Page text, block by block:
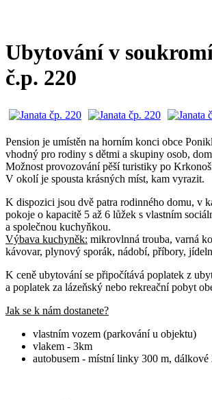
Ubytování v
č.p. 220
Pension je umístěn na horním konci obce
vhodný pro rodiny s dětmi a skupiny osob,
Možnost provozování pěší turistiky po
V okolí je spousta krásných míst, kam vyrazit.
K dispozici jsou dvě patra rodinného domu, v
pokoje o kapacitě 5 až 6 lůžek s vlastním
a společnou kuchyňkou.
Výbava kuchyněk: mikrovlnná trouba, varná
kávovar, plynový sporák, nádobí, příbory,
K ceně ubytování se připočítává poplatek z
a poplatek za lázeňský nebo rekreační pobyt
Jak se k nám dostanete?
vlastním vozem (parkování u objektu)
vlakem - 3km
autobusem - místní linky 300 m, dálkové